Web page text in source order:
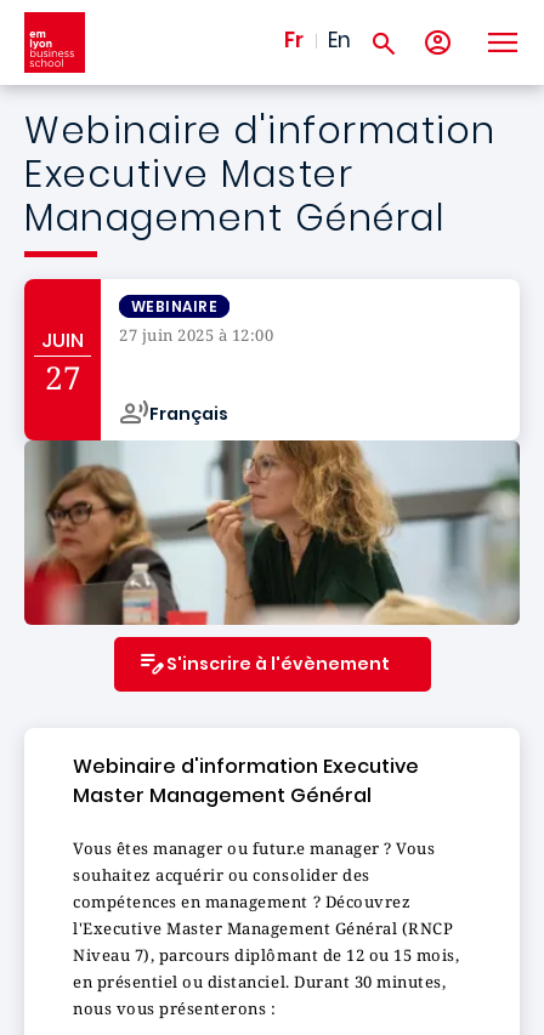
Aller au contenu principal
Fr En
Webinaire d'information
Executive Master
Management Général
JUIN
27
WEBINAIRE
27 juin 2025 à 12:00
Français
S'inscrire à l'évènement
Webinaire d'information Executive
Master Management Général
Vous êtes manager ou futur.e manager ? Vous
souhaitez acquérir ou consolider des
compétences en management ? Découvrez
l'Executive Master Management Général (RNCP
Niveau 7), parcours diplômant de 12 ou 15 mois,
en présentiel ou distanciel. Durant 30 minutes,
nous vous présenterons :